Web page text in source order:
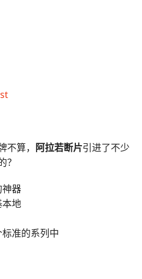
不算， 阿拉若断片引进了不少
？
器
地
准的系列中